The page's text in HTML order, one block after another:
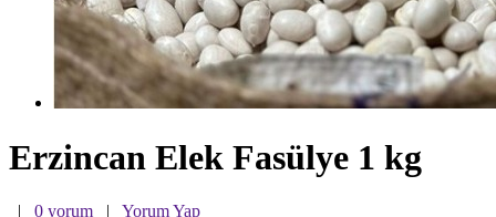
Erzincan Elek Fasülye 1 kg
| 0 yorum | Yorum Yap